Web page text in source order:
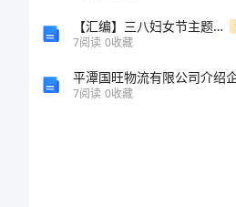
【汇编】三八妇女节主题活动方案
7阅读 0收藏
7阅读 0收藏